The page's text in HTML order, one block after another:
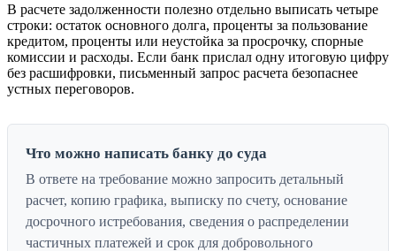
В расчете задолженности полезно отдельно выписать четыре
строки: остаток основного долга, проценты за пользование
кредитом, проценты или неустойка за просрочку, спорные
комиссии и расходы. Если банк прислал одну итоговую цифру
без расшифровки, письменный запрос расчета безопаснее
устных переговоров.
Что можно написать банку до суда
В ответе на требование можно запросить детальный
расчет, копию графика, выписку по счету, основание
досрочного истребования, сведения о распределении
частичных платежей и срок для добровольного